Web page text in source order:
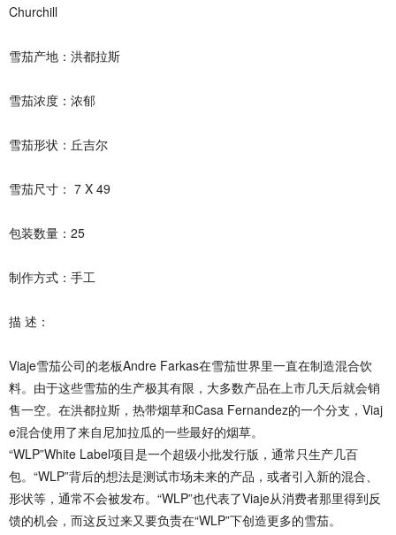
Churchill
雪茄产地：洪都拉斯
雪茄浓度：浓郁
雪茄形状：丘吉尔
雪茄尺寸： 7 X 49
包装数量：25
制作方式：手工
描 述：
Viaje雪茄公司的老板Andre Farkas在雪茄世界里一直在制造混合饮
料。由于这些雪茄的生产极其有限，大多数产品在上市几天后就会销
售一空。在洪都拉斯，热带烟草和Casa Fernandez的一个分支，Viaj
e混合使用了来自尼加拉瓜的一些最好的烟草。
“WLP”White Label项目是一个超级小批发行版，通常只生产几百
包。“WLP”背后的想法是测试市场未来的产品，或者引入新的混合、
形状等，通常不会被发布。“WLP”也代表了Viaje从消费者那里得到反
馈的机会，而这反过来又要负责在“WLP”下创造更多的雪茄。